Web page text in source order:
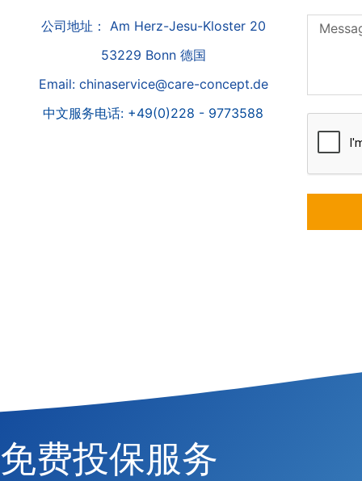
公司地址： Am Herz-Jesu-Kloster 20
53229 Bonn 德国
Email: chinaservice@care-concept.de
中文服务电话: +49(0)228 - 9773588
免费投保服务